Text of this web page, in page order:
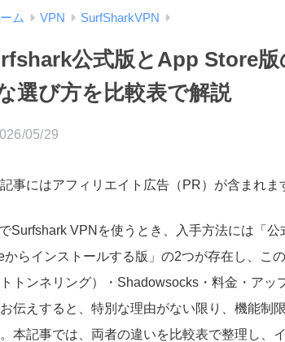
ム VPN SurfSharkVPN
公式版とApp Store版
選び方を比較表で解説
05/29
事にはアフィリエイト広告（PR）が含まれま
Surfshark VPNを使うとき、入手方法には「
からインストールする版」の2つが存在し、こ
トンネリング）・Shadowsocks・料金・ア
伝えすると、特別な理由がない限り、機能制
本記事では、両者の違いを比較表で整理し、